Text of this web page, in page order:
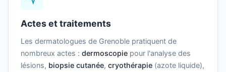
Actes et traitements
Les dermatologues de Grenoble pratiquent de
nombreux actes : dermoscopie pour l'analyse des
lésions, biopsie cutanée, cryothérapie (azote liquide),